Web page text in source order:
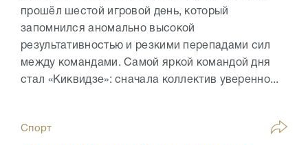
прошёл шестой игровой день, который
запомнился аномально высокой
результативностью и резкими перепадами сил
между командами. Самой яркой командой дня
стал «Киквидзе»: сначала коллектив уверенно...
Спорт